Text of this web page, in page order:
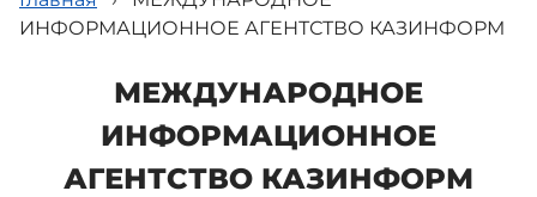
Общие сведения
ИНФОРМАЦИОННОЕ АГЕНТСТВО КАЗИНФОРМ
МЕЖДУНАРОДНОЕ
ИНФОРМАЦИОННОЕ
АГЕНТСТВО КАЗИНФОРМ